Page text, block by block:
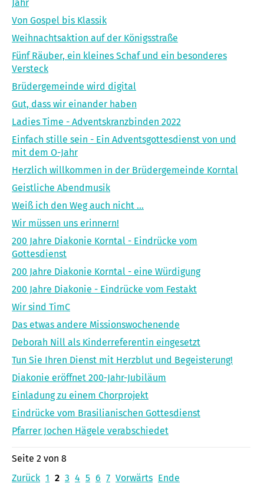
Jahr
Von Gospel bis Klassik
Weihnachtsaktion auf der Königsstraße
Fünf Räuber, ein kleines Schaf und ein besonderes
Versteck
Brüdergemeinde wird digital
Gut, dass wir einander haben
Ladies Time - Adventskranzbinden 2022
Einfach stille sein - Ein Adventsgottesdienst von und
mit dem O-Jahr
Herzlich willkommen in der Brüdergemeinde Korntal
Geistliche Abendmusik
Weiß ich den Weg auch nicht ...
Wir müssen uns erinnern!
200 Jahre Diakonie Korntal - Eindrücke vom
Gottesdienst
200 Jahre Diakonie Korntal - eine Würdigung
200 Jahre Diakonie - Eindrücke vom Festakt
Wir sind TimC
Das etwas andere Missionswochenende
Deborah Nill als Kinderreferentin eingesetzt
Tun Sie Ihren Dienst mit Herzblut und Begeisterung!
Diakonie eröffnet 200-Jahr-Jubiläum
Einladung zu einem Chorprojekt
Eindrücke vom Brasilianischen Gottesdienst
Pfarrer Jochen Hägele verabschiedet
Seite 2 von 8
Zurück 1 2 3 4 5 6 7 Vorwärts Ende